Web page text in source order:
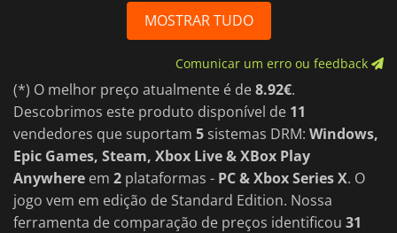
MOSTRAR TUDO
Comunicar um erro ou feedback
(*) O melhor preço atualmente é de8.92€.
Descobrimos este produto disponível de 11
vendedores que suportam 5 sistemas DRM: Windows,
Epic Games, Steam, Xbox Live & XBox Play
Anywhere em 2 plataformas - PC & Xbox Series X. O
jogo vem em edição de Standard Edition. Nossa
ferramenta de comparação de preços identificou 31